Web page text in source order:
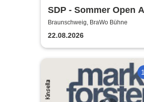
SDP - Sommer Open
Braunschweig, BraWo Bühne
22.08.2026